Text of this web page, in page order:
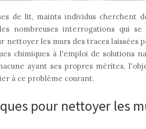
de lit, maints individus cherchent
nombreuses interrogations qui
nettoyer les murs des traces laissées
chimiques à l'emploi de solutions
ayant ses propres mérites,
à ce problème courant.
pour nettoyer les